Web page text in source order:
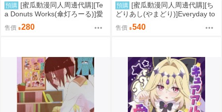
預購 [蜜瓜動漫同人周邊代購][Te
a Donuts Works(傘灯ろーる)]愛
がなくちゃ(彩虹社)(同人誌)
售價 280
預購 [蜜瓜動漫同人周邊代購][ち
どりあし(やまどり)]Everyday to
travel!(同人誌)
售價 540